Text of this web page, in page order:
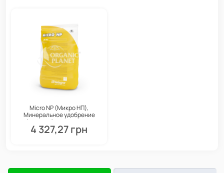
Micro NP (Микро НП),
Минеральное удобрение
(Гранулы), 25 кг, Valagro
4 327,27 грн